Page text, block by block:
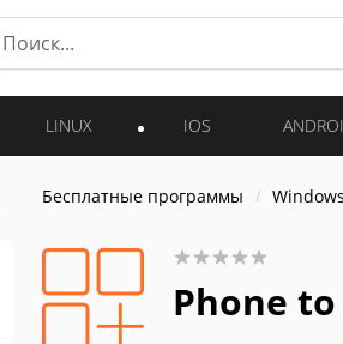
LINUX IOS
Бесплатные программы Windows
Phone to